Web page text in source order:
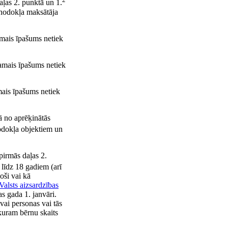
2. punktā un 1.
maksātāja
īpašums netiek
īpašums netiek
īpašums netiek
no aprēķinātās
objektiem un
daļas 2.
18 gadiem (arī
vai kā
aizsardzības
gada 1. janvāri.
personas vai tās
bērnu skaits